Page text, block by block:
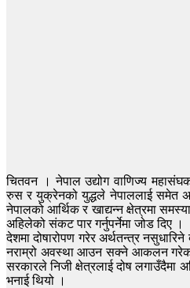
चितवन । नेपाल उद्योग वाणिज्य
रुस र युक्रेनको युद्धले नेपाललाई समेत
नेपालको आर्थिक र खाद्यन्न क्षेत्रमा
अहिलेको संकट पार गर्नुपर्नेमा जोड दिए ।
देशमा दोषारोपण गरेर अर्थतन्त्र
नराम्रो अवस्था आउन सक्ने आकलन
सरकारले निजी क्षेत्रलाई दोष लगाउँदैमा
भनाई थियो ।